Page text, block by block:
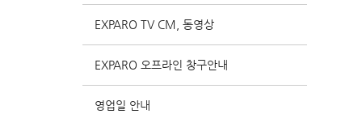
EXPARO TV CM, 동영상
EXPARO 오프라인 창구안내
영업일 안내